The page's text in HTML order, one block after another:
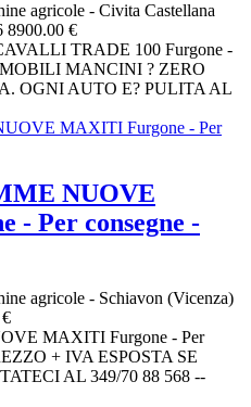
agricole - Civita Castellana
8900.00 €
TRADE 100 Furgone -
MANCINI ? ZERO
OGNI AUTO E? PULITA AL
NUOVE
- Per consegne -
agricole - Schiavon (Vicenza)
MAXITI Furgone - Per
+ IVA ESPOSTA SE
AL 349/70 88 568 --